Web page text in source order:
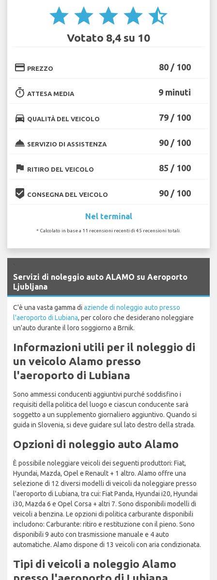
star star star star star_half
Votato 8,4 su 10
credit_card PREZZO 80 / 100
timer ATTESA MEDIA 9 minuti
directions_car QUALITÀ DEL VEICOLO 79 / 100
room_service SERVIZIO DI ASSISTENZA 90 / 100
flag RITIRO DEL VEICOLO 85 / 100
beenhere CONSEGNA DEL VEICOLO 90 / 100
Nel terminal
* Calcolato in base a 11 recensioni recenti di 45 recensioni totali.
Servizi di noleggio auto ALAMO su Aeroporto
Ljubljana
C'è una vasta gamma di aziende di noleggio auto presso
l'aeroporto di Lubiana, per coloro che desiderano noleggiare
un'auto durante il loro soggiorno a Brnik.
Informazioni utili per il noleggio di
un veicolo Alamo presso
l'aeroporto di Lubiana
Sono ammessi conducenti aggiuntivi purché soddisfino i
requisiti della politica del luogo e ciascun conducente sarà
soggetto a un supplemento giornaliero aggiuntivo. Quando si
guida in Slovenia, si deve guidare sul lato destro della strada.
Opzioni di noleggio auto Alamo
È possibile noleggiare veicoli dei seguenti produttori: Fiat,
Hyundai, Mazda, Opel e Renault + 1 altro. Alamo offre una
selezione di 12 diversi modelli di veicoli da noleggiare presso
l'aeroporto di Lubiana, tra cui: Fiat Panda, Hyundai i20, Hyundai
i30, Mazda 6 e Opel Corsa + altri 7. Sono disponibili modelli di
veicoli a benzina. Le opzioni di politica carburante disponibili
includono: Carburante: ritiro e restituzione con il pieno. Sono
disponibili 9 auto con trasmissione manuale e 4 auto
automatiche. Alamo dispone di 13 veicoli con aria condizionata.
Tipi di veicoli a noleggio Alamo